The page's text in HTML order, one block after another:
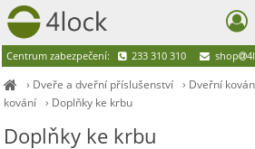
› Dveře a dveřní příslušenství › Dveřní
kování › Doplňky ke krbu
Doplňky ke krbu
Centrum zabezpečení: 233 310 310 shop